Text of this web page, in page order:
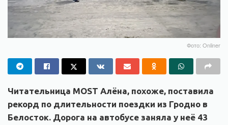
Фото: Onliner
Читательница MOST Алёна, похоже, поставила
рекорд по длительности поездки из Гродно в
Белосток. Дорога на автобусе заняла у неё 43